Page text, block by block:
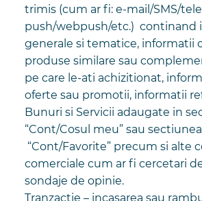
trimis (cum ar fi: e-mail/SMS/
push/webpush/etc.) continand
generale si tematice, informatii
produse similare sau
pe care le-ati achizitionat,
oferte sau promotii, informatii
Bunuri si Servicii adaugate in
“Cont/Cosul meu” sau sectiunea
“Cont/Favorite” precum si alte
comerciale cum ar fi cercetari
sondaje de opinie.
Tranzactie – incasarea sau